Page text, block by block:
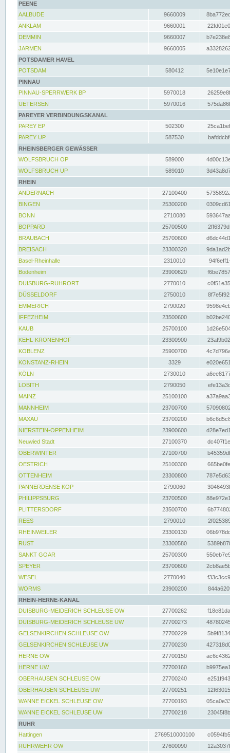
PEENE
AALBUDE
9660009
ANKLAM
9660001
DEMMIN
9660007
JARMEN
9660005
POTSDAMER HAVEL
POTSDAM
580412
PINNAU
PINNAU-SPERRWERK BP
5970018
UETERSEN
5970016
PAREYER VERBINDUNGSKANAL
PAREY EP
502300
PAREY UP
587530
RHEINSBERGER GEWÄSSER
WOLFSBRUCH OP
589000
WOLFSBRUCH UP
589010
RHEIN
ANDERNACH
27100400
BINGEN
25300200
BONN
2710080
BOPPARD
25700500
BRAUBACH
25700600
BREISACH
23300320
Basel-Rheinhalle
2310010
Bodenheim
23900620
DUISBURG-RUHRORT
2770010
DÜSSELDORF
2750010
EMMERICH
2790020
IFFEZHEIM
23500600
KAUB
25700100
KEHL-KRONENHOF
23300900
KOBLENZ
25900700
KONSTANZ-RHEIN
3329
KÖLN
2730010
LOBITH
2790050
MAINZ
25100100
MANNHEIM
23700700
MAXAU
23700200
NIERSTEIN-OPPENHEIM
23900600
Neuwied Stadt
27100370
OBERWINTER
27100700
OESTRICH
25100300
OTTENHEIM
23300800
PANNERDENSE KOP
2790060
PHILIPPSBURG
23700500
PLITTERSDORF
23500700
REES
2790010
RHEINWEILER
23300130
RUST
23300580
SANKT GOAR
25700300
SPEYER
23700600
WESEL
2770040
WORMS
23900200
RHEIN-HERNE-KANAL
DUISBURG-MEIDERICH SCHLEUSE OW
27700262
DUISBURG-MEIDERICH SCHLEUSE UW
27700273
GELSENKIRCHEN SCHLEUSE OW
27700229
GELSENKIRCHEN SCHLEUSE UW
27700230
HERNE OW
27700150
HERNE UW
27700160
OBERHAUSEN SCHLEUSE OW
27700240
OBERHAUSEN SCHLEUSE UW
27700251
WANNE EICKEL SCHLEUSE OW
27700193
WANNE EICKEL SCHLEUSE UW
27700218
RUHR
Hattingen
2769510000100
RUHRWEHR OW
27600090